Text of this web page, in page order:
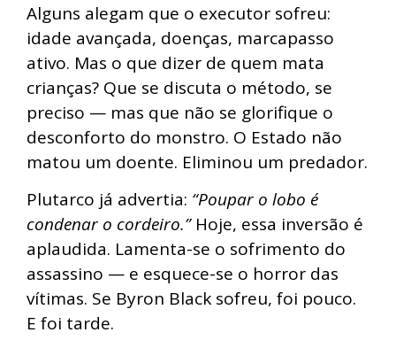
Alguns alegam que o executor sofreu:
idade avançada, doenças, marcapasso
ativo. Mas o que dizer de quem mata
crianças? Que se discuta o método, se
preciso — mas que não se glorifique o
desconforto do monstro. O Estado não
matou um doente. Eliminou um predador.
Plutarco já advertia: “Poupar o lobo é
condenar o cordeiro.”Hoje, essa inversão é
aplaudida. Lamenta-se o sofrimento do
assassino — e esquece-se o horror das
vítimas. Se Byron Black sofreu, foi pouco.
E foi tarde.